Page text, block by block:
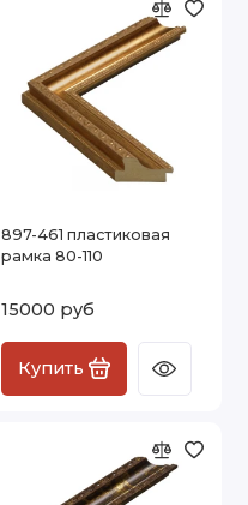
897-461 пластиковая
рамка 80-110
15000 руб
Купить